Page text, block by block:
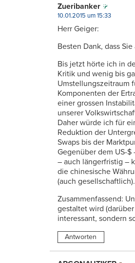
Zueribanker
10.01.2015 um 15:33
Herr Geiger:
Besten Dank, dass
Bis jetzt hörte ich in
Kritik und wenig bis
Umstellungszeitraum
Komponenten der
einer grossen
unserer
Daher würde ich für
Reduktion der
Swaps bis der
Gegenüber dem US-
– auch längerfristig –
die chinesische
(auch gesellschaftlich).
Zusammenfassend:
gestaltet wird
interessant, sondern
Antworten